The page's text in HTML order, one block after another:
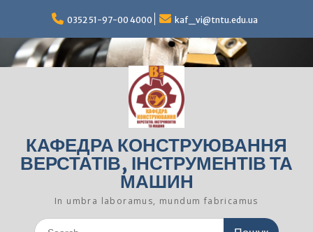
вмісту
0352 51-97-00 4000 kaf_vi@tntu.edu.ua
КАФЕДРА КОНСТРУЮВАННЯ
ВЕРСТАТІВ, ІНСТРУМЕНТІВ ТА
МАШИН
In umbra laboramus, mundum fabricamus
Шукати: